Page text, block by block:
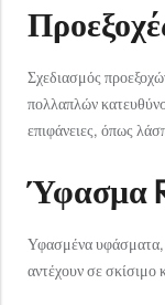
Σχεδιασμός
πολλαπλών
επιφάνειες, όπως
Ύφασμα
Υφασμένα υφάσματα,
αντέχουν σε σκίσιμο